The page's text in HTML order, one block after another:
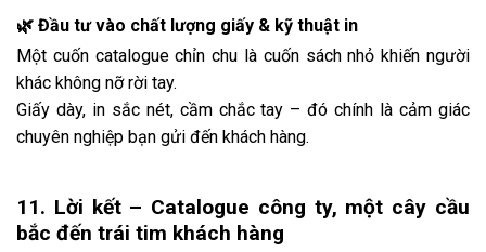
🌿 Đầu tư vào chất lượng giấy & kỹ thuật in
Một cuốn catalogue chỉn chu là cuốn sách nhỏ khiến người
khác không nỡ rời tay.
Giấy dày, in sắc nét, cầm chắc tay – đó chính là cảm giác
chuyên nghiệp bạn gửi đến khách hàng.
11. Lời kết – Catalogue công ty, một cây cầu
bắc đến trái tim khách hàng